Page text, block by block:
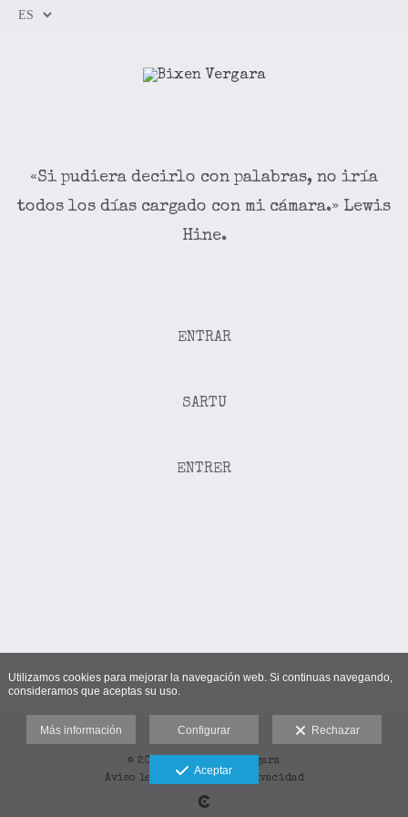
«Si pudiera decirlo con palabras, no iría
todos los días cargado con mi cámara.» Lewis
Hine.
ENTRAR
SARTU
ENTRER
© 2025-2026 Bixen Vergara
Aviso legal
- Cookies Privacidad
Utilizamos cookies para mejorar la navegación web. Si continuas navegando,
consideramos que aceptas su uso.
Más información Configurar Rechazar
Aceptar